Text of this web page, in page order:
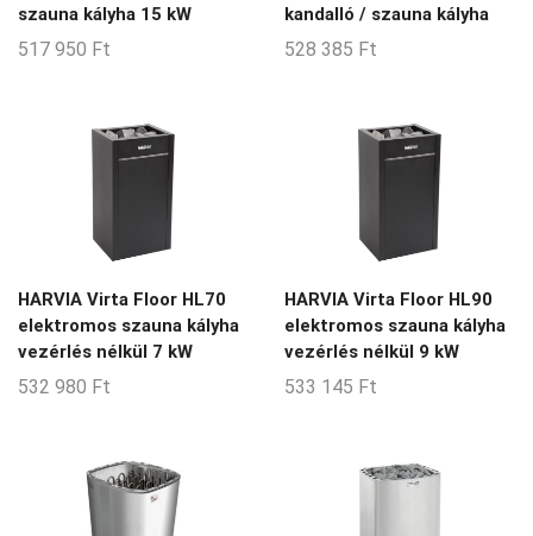
szauna kályha 15 kW
517 950 Ft
kandalló / szauna kályha
528 385 Ft
HARVIA Virta Floor HL70
elektromos szauna kályha
vezérlés nélkül 7 kW
532 980 Ft
HARVIA Virta Floor HL90
elektromos szauna kályha
vezérlés nélkül 9 kW
533 145 Ft